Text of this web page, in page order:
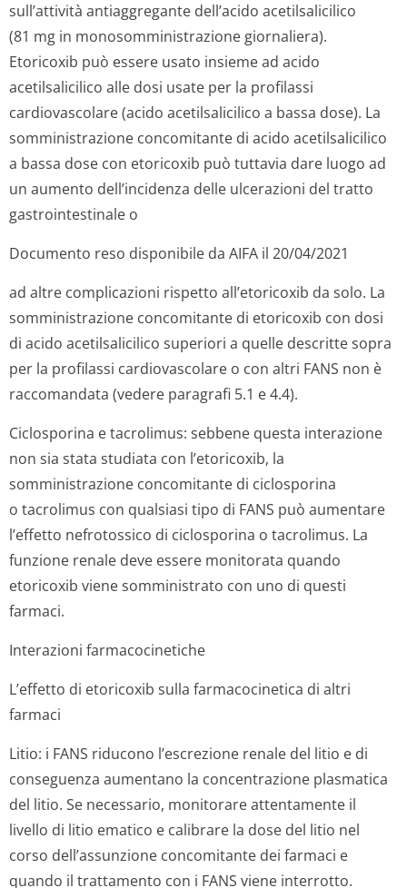
sull’attività antiaggregante dell’acido acetilsalicilico
(81 mg in monosomministra­zione giornaliera).
Etoricoxib può essere usato insieme ad acido
acetilsalicilico alle dosi usate per la profilassi
cardiovascolare (acido acetilsalicilico a bassa dose). La
somministrazione concomitante di acido acetilsalicilico
a bassa dose con etoricoxib può tuttavia dare luogo ad
un aumento dell’incidenza delle ulcerazioni del tratto
gastrointestinale o
Documento reso disponibile da AIFA il 20/04/2021
ad altre complicazioni rispetto all’etoricoxib da solo. La
somministrazione concomitante di etoricoxib con dosi
di acido acetilsalicilico superiori a quelle descritte sopra
per la profilassi cardiovascolare o con altri FANS non è
raccomandata (vedere paragrafi 5.1 e 4.4).
Ciclosporina e tacrolimus: sebbene questa interazione
non sia stata studiata con l’etoricoxib, la
somministrazione concomitante di ciclosporina
o tacrolimus con qualsiasi tipo di FANS può aumentare
l’effetto nefrotossico di ciclosporina o tacrolimus. La
funzione renale deve essere monitorata quando
etoricoxib viene somministrato con uno di questi
farmaci.
Interazioni farmacocinetiche
L’effetto di etoricoxib sulla farmacocinetica di altri
farmaci
Litio: i FANS riducono l’escrezione renale del litio e di
conseguenza aumentano la concentrazione plasmatica
del litio. Se necessario, monitorare attentamente il
livello di litio ematico e calibrare la dose del litio nel
corso dell’assunzione concomitante dei farmaci e
quando il trattamento con i FANS viene interrotto.